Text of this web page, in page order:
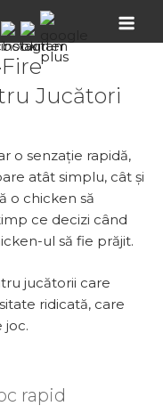
Jucători
o senzație rapidă,
atât simplu, cât și
o chicken să
ce decizi când
ul să fie prăjit.
jucătorii care
ridicată, care
joc.
rapid